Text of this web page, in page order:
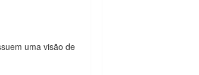
uma visão de